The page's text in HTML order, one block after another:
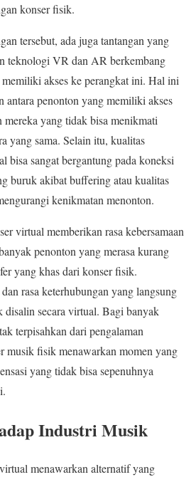
konser fisik.
tersebut, ada juga tantangan yang
teknologi VR dan AR berkembang
memiliki akses ke perangkat ini. Hal ini
antara penonton yang memiliki akses
yang tidak bisa menikmati
yang sama. Selain itu, kualitas
bisa sangat bergantung pada koneksi
buruk akibat buffering atau kualitas
kenikmatan menonton.
virtual memberikan rasa kebersamaan
penonton yang merasa kurang
yang khas dari konser fisik.
rasa keterhubungan yang langsung
disalin secara virtual. Bagi banyak
terpisahkan dari pengalaman
musik fisik menawarkan momen yang
yang tidak bisa sepenuhnya
Industri Musik
menawarkan alternatif yang